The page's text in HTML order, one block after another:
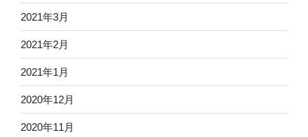
2021年3月
2021年2月
2021年1月
2020年12月
2020年11月